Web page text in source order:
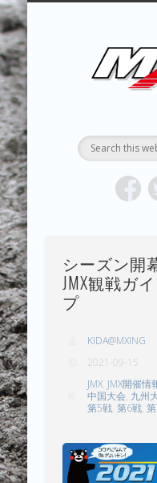
MXING
シーズン開
JMX観戦ガ
プ
KIDA@MXING
2021-09-15
JMX, JMX開催情
中国大会, 九州
第5戦,第6戦,